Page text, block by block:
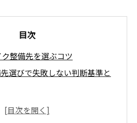
目次
整備先を選ぶコツ
選びで失敗しない判断基準と
バイク修理店を比較するポイン